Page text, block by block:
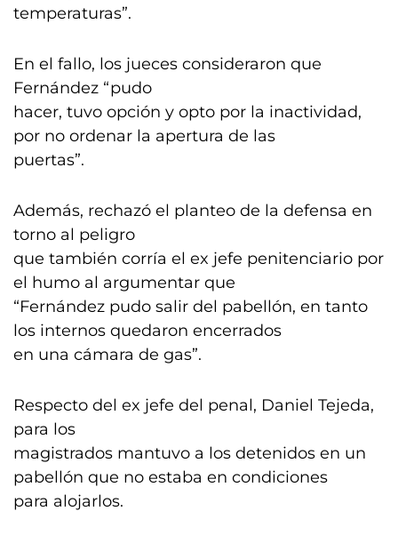
temperaturas”.
En el fallo, los jueces consideraron que
Fernández “pudo
hacer, tuvo opción y opto por la inactividad,
por no ordenar la apertura de las
puertas”.
Además, rechazó el planteo de la defensa en
torno al peligro
que también corría el ex jefe penitenciario por
el humo al argumentar que
“Fernández pudo salir del pabellón, en tanto
los internos quedaron encerrados
en una cámara de gas”.
Respecto del ex jefe del penal, Daniel Tejeda,
para los
magistrados mantuvo a los detenidos en un
pabellón que no estaba en condiciones
para alojarlos.